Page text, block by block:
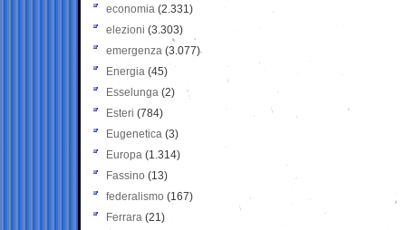
economia (2.331)
elezioni (3.303)
emergenza (3.077)
Energia (45)
Esselunga (2)
Esteri (784)
Eugenetica (3)
Europa (1.314)
Fassino (13)
federalismo (167)
Ferrara (21)